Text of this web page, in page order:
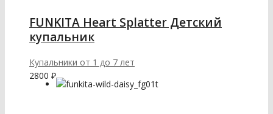
FUNKITA Heart Splatter Детский
купальник
Купальники от 1 до 7 лет
2800 ₽